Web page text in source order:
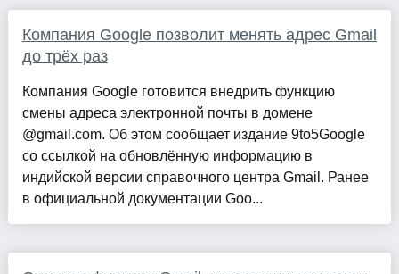
Компания Google позволит менять адрес Gmail
до трёх раз
Компания Google готовится внедрить функцию
смены адреса электронной почты в домене
@gmail.com. Об этом сообщает издание 9to5Google
со ссылкой на обновлённую информацию в
индийской версии справочного центра Gmail. Ранее
в официальной документации Goo...